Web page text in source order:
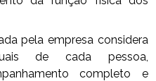
pela empresa considera
de cada pessoa,
completo e